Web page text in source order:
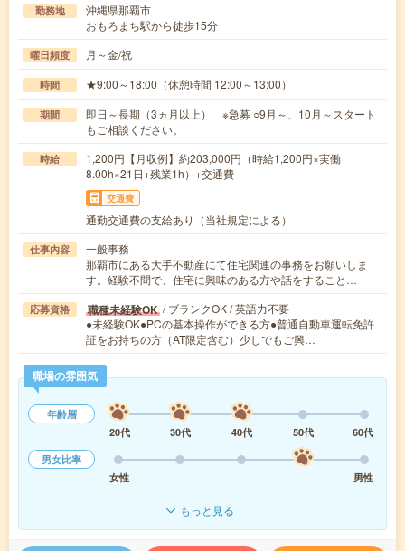
勤務地
沖縄県那覇市
おもろまち駅から徒歩15分
曜日頻度 月～金/祝
時間 ★9:00～18:00（休憩時間 12:00～13:00）
期間
即日～長期（3ヵ月以上） ※急募 ○9月～、10月～スタート
もご相談ください。
時給
1,200円【月収例】約203,000円（時給1,200円×実働
8.00h×21日+残業1h）+交通費
交通費
通勤交通費の支給あり（当社規定による）
仕事内容
一般事務
那覇市にある大手不動産にて住宅関連の事務をお願いしま
す。経験不問で、住宅に興味のある方や話をすること…
応募資格 職種未経験OK / ブランクOK / 英語力不要
●未経験OK●PCの基本操作ができる方●普通自動車運転免許
証をお持ちの方（AT限定含む）少しでもご興…
職場の雰囲気
年齢層
20代
30代 40代 50代
60代
男女比率
女性
男性
もっと見る